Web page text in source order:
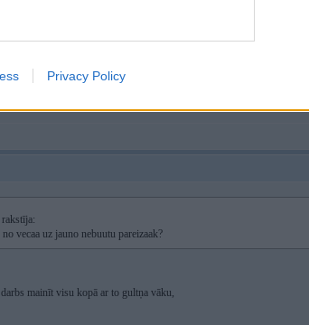
Privacy Policy
vecaa uz jauno nebuutu pareizaak?
mainīt visu kopā ar to gultņa vāku,